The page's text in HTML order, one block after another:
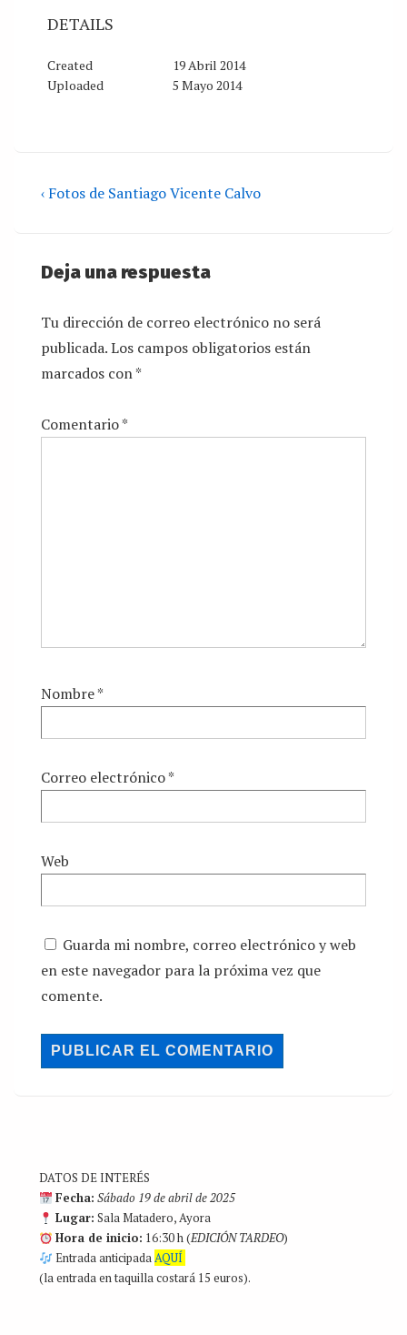
DETAILS
Created
19 Abril 2014
Uploaded
5 Mayo 2014
‹ Fotos de Santiago Vicente Calvo
Deja una respuesta
Tu dirección de correo electrónico no será
publicada.Los campos obligatorios están
marcados con*
Comentario*
Nombre*
Correo electrónico*
Web
Guarda mi nombre, correo electrónico y web
en este navegador para la próxima vez que
comente.
DATOS DE INTERÉS
Fecha: Sábado 19 de abril de 2025
Lugar: Sala Matadero, Ayora
Hora de inicio: 16:30 h (EDICIÓN TARDEO)
Entrada anticipadaAQUÍ
(la entrada en taquilla costará 15 euros).